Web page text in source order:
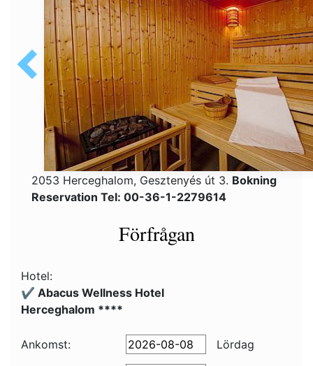
2053 Herceghalom, Gesztenyés út 3. Bokning
Reservation Tel: 00-36-1-2279614
Förfrågan
Hotel:
✔️ Abacus Wellness Hotel
Herceghalom ****
Ankomst: Lördag